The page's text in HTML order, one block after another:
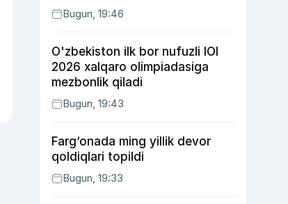
Bugun, 19:46
O'zbekiston ilk bor nufuzli IOI
2026 xalqaro olimpiadasiga
mezbonlik qiladi
Bugun, 19:43
Farg‘onada ming yillik devor
qoldiqlari topildi
Bugun, 19:33